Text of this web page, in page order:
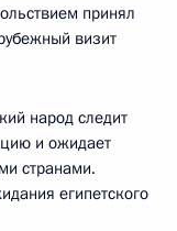
принял
визит
народ следит
и ожидает
странами.
египетского